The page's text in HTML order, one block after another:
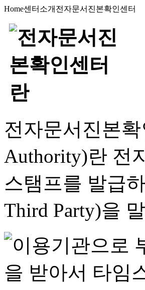
Home센터소개 전자문서진본확인센터
전자문서진본확
Authority)란 전
스탬프를 발급
Third Party)을